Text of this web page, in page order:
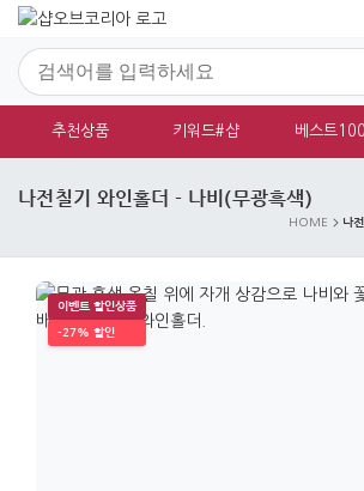
추천상품 키워드#샵 베스트100
나전칠기 와인홀더 - 나비(무광흑색)
HOME 나
이벤트 할인상품
-27% 할인